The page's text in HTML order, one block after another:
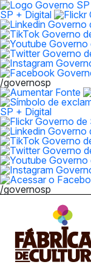
SP + Digital
/governosp
SP + Digital
/governosp